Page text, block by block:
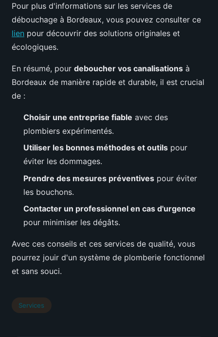
Pour plus d'informations sur les services de
débouchage à Bordeaux, vous pouvez consulter ce
lien pour découvrir des solutions originales et
écologiques.
En résumé, pour deboucher vos canalisations à
Bordeaux de manière rapide et durable, il est crucial
de :
Choisir une entreprise fiable avec des
plombiers expérimentés.
Utiliser les bonnes méthodes et outils pour
éviter les dommages.
Prendre des mesures préventives pour éviter
les bouchons.
Contacter un professionnel en cas d'urgence
pour minimiser les dégâts.
Avec ces conseils et ces services de qualité, vous
pourrez jouir d'un système de plomberie fonctionnel
et sans souci.
Services